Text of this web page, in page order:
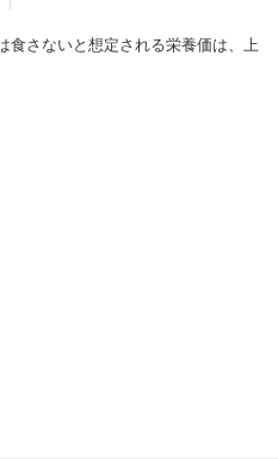
食さないと想定される栄養価は、上